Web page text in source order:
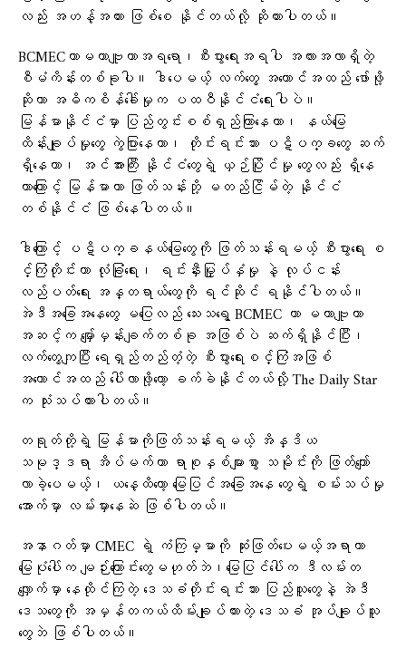
လည်း အဟန့်အတား ဖြစ်စေ နိုင်တယ်လို့ ဆိုထားပါတယ်။
BCMECဟာမဟာဗျူဟာအရရော၊စီးပွားရေးအရပါ အလားအလာရှိတဲ့
စီမံကိန်းတစ်ခုပါ။ ဒါပေမယ့် လက်တွေ့ အကောင်အထည် ဖော်ဖို့
ဆိုတာ အဓိကစိန်ခေါ်မှုက ပထဝီနိုင်ငံရေးပါပဲ။
မြန်မာနိုင်ငံမှာ ပြည်တွင်းစစ်ရှည်ကြာနေတာ၊ နယ်မြေ
ထိန်းချုပ်မှုတွေ ကွဲပြားနေတာ၊ တိုင်းရင်းသား ပဋိပက္ခတွေ ဆက်
ရှိနေတာ၊ အင်အားကြီး နိုင်ငံတွေရဲ့ ယှဉ်ပြိုင်မှု တွေလည်း ရှိနေ
တာကြောင့် မြန်မာဟာ ဖြတ်သန်းဘို့ မတည်ငြိမ်တဲ့ နိုင်ငံ
တစ်နိုင်ငံ ဖြစ်နေပါတယ်။
ဒါကြောင့် ပဋိပက္ခနယ်မြေတွေကို ဖြတ်သန်းရမယ့် စီးပွားရေး စ
င်္ကြံတိုင်းဟာ လုံခြုံရေး၊ ရင်းနှီးမြှုပ်နှံမှု နဲ့ လုပ်ငန်း
လည်ပတ်ရေး အန္တရာယ်တွေကို ရင်ဆိုင် ရနိုင်ပါတယ်။
အဲဒီအခြေအနေတွေ မပြေလည် သေးသရွေ့ BCMEC ဟာ မဟာဗျူဟာ
အဆင့်က မျှော်မှန်းချက်တစ်ခု အဖြစ်ပဲ ဆက်ရှိနိုင်ပြီး၊
လက်တွေ့ကျပြီး ရေရှည်တည်တံ့တဲ့ စီးပွားရေးစင်္ကြံအဖြစ်
အကောင်အထည် ပေါ်လာဖို့တော့ ခက်ခဲနိုင်တယ်လို့ The Daily Star
က သုံးသပ်ထားပါတယ်။
တရုတ်တို့ရဲ့ မြန်မာကိုဖြတ်သန်းရမယ့် အိန္ဒိယ
သမုဒ္ဒရာ အိပ်မက်ဟာ ရာစုနှစ်များစွာ သမိုင်းကို ဖြတ်ကျော်
လာခဲ့ပေမယ့်၊ ယနေ့ထိတော့ မြေပြင်အခြေအနေ တွေရဲ့ စမ်းသပ်မှု
အောက်မှာ လမ်းမှားနေဆဲ ဖြစ်ပါတယ်။
အနာဂတ်မှာ CMEC ရဲ့ ကံကြမ္မာကို ဆုံးဖြတ်ပေးမယ့်အရာဟာ
မြေပုံပေါ်က မျဉ်းကြောင်းတွေမဟုတ်ဘဲ၊မြေပြင်ပေါ်က ဒီလမ်းတ
လျှောက်မှာ နေထိုင်ကြတဲ့ ဒေသခံတိုင်းရင်းသား ပြည်သူတွေနဲ့ အဲဒီ
ဒေသတွေကို အမှန်တကယ်ထိမ်းချုပ်ထားတဲ့ ဒေသခံ အုပ်ချုပ်သူ
တွေဘဲ ဖြစ်ပါတယ်။